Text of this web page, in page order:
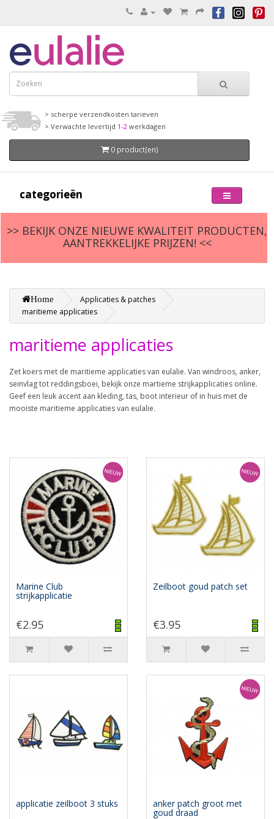
> scherpe verzendkosten tarieven
> Verwachte levertijd 1-2 werkdagen
0 product(en)
categorieën
>> BEKIJK ONZE NIEUWE KWALITEIT PRODUCTEN,
AANTREKKELIJKE PRIJZEN! <<
Home
Applicaties & patches
maritieme applicaties
maritieme applicaties
Zet koers met de maritieme applicaties van eulalie. Van windroos, anker,
seinvlag tot reddingsboei, bekijk onze martieme strijkapplicaties online.
Geef een leuk accent aan kleding, tas, boot interieur of in huis met de
mooiste maritieme applicaties van eulalie.
Marine Club
strijkapplicatie
€2.95
Zeilboot goud patch set
€3.95
applicatie zeilboot 3 stuks anker patch groot met
goud draad